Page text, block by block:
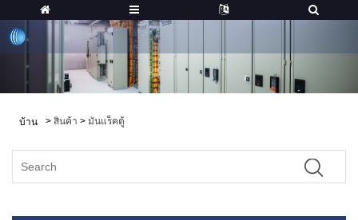
บ้าน > สินค้า > มันแร็คตู้